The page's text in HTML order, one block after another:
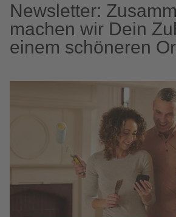
Newsletter:
machen wir Dein
einem schöneren